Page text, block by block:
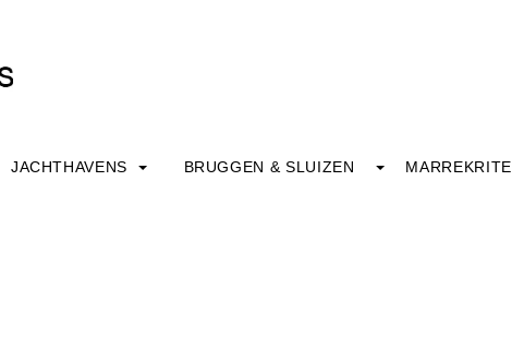
JACHTHAVENS BRUGGEN & SLUIZEN MARREKRITE